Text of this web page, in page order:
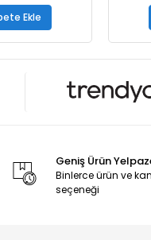
Ekle
Geniş Ürün
Binlerce ürün ve
seçeneği